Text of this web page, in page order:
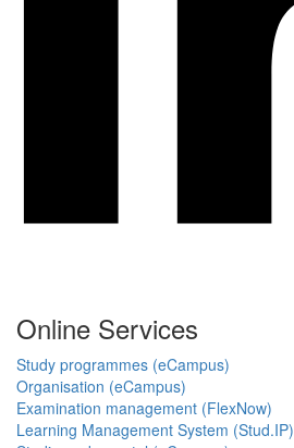
Online Services
Study programmes (eCampus)
Organisation (eCampus)
Examination management (FlexNow)
Learning Management System (Stud.IP)